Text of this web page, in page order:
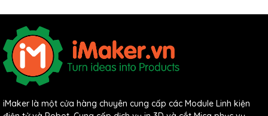
iMaker là một cửa hàng chuyên cung cấp các Module Linh kiện